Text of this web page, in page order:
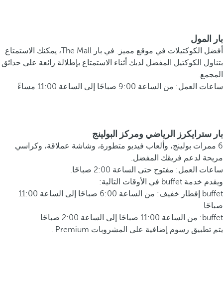
بار المول
أفضل الكوكتيلات في موقع مميز. في بار The Mall، يمكنك الاستمتاع
بتناول الكوكتيل المفضل لديك أثناء الاستمتاع بإطلالة رائعة على حدائق
المجمع.
ساعات العمل: من الساعة 9:00 صباحًا إلى الساعة 11:00 مساءً
بار سترايكرز الرياضي ومركز البولينج
6 ممرات بولينج، وألعاب فيديو متطورة، وشاشة عملاقة، وكراسي
مريحة لدعم فريقك المفضل.
ساعات العمل: مفتوح حتى الساعة 2:00 صباحًا.
ويقدم خدمة buffet في الأوقات التالية:
buffet إفطار خفيف: من الساعة 6:00 صباحًا إلى الساعة 11:00
صباحًا.
buffet: من الساعة 11:00 صباحًا إلى الساعة 2:00 صباحًا
يتم تطبيق رسوم إضافية على المشروبات Premium .